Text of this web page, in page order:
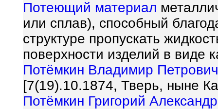
Потеющий материал
или сплав), способный
структуре пропускать
поверхности изделий в виде
Потёмкин Владимир Петрович
[7(19).10.1874, Тверь, ныне
Потёмкин Григорий